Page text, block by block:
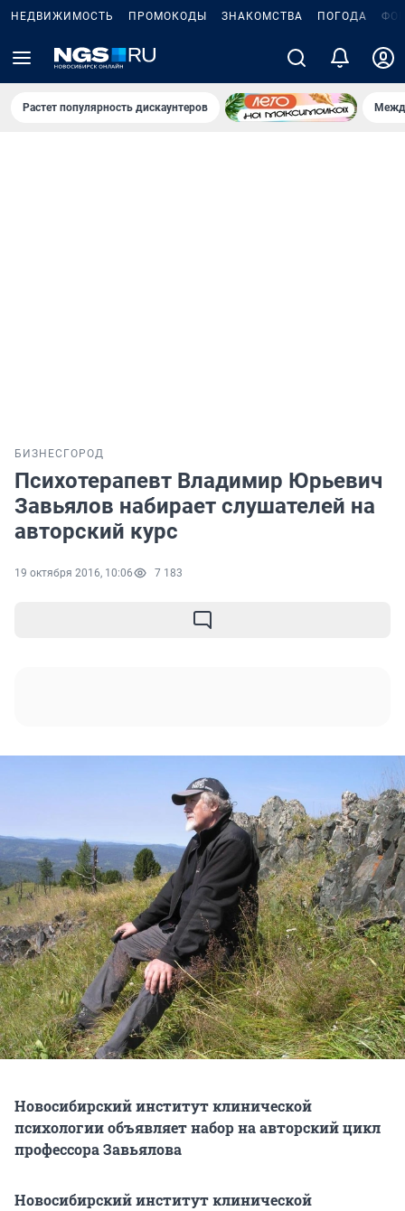
НЕДВИЖИМОСТЬ ПРОМОКОДЫ ЗНАКОМСТВА ПОГОДА
Растет популярность дискаунтеров
БИЗНЕС ГОРОД
Психотерапевт Владимир Юрьевич
Завьялов набирает слушателей на
авторский курс
19 октября 2016, 10:06 7 183
​​Новосибирский институт клинической
психологии объявляет набор на авторский цикл
профессора Завьялова
Новосибирский институт клинической